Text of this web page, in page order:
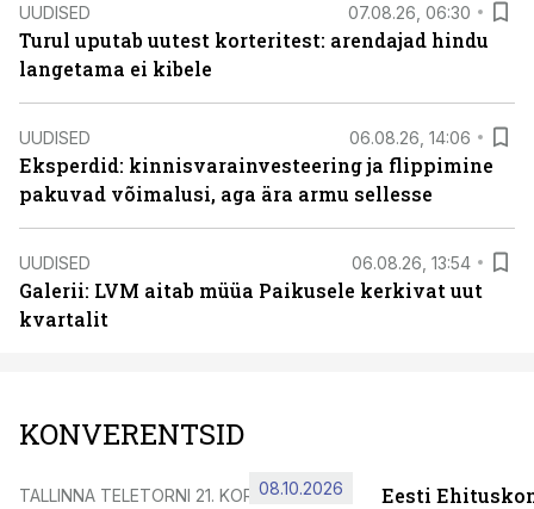
UUDISED 07.08.26, 06:30
Turul uputab uutest korteritest: arendajad hindu
langetama ei kibele
UUDISED 06.08.26, 14:06
Eksperdid: kinnisvarainvesteering ja flippimine
pakuvad võimalusi, aga ära armu sellesse
UUDISED 06.08.26, 13:54
Galerii: LVM aitab müüa Paikusele kerkivat uut
kvartalit
KONVERENTSID
TALLINNA TELETORNI 21. KORRUSEL
08.10.2026 Eesti